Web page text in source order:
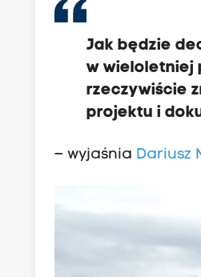
Jak będzie
w wieloletniej
rzeczywiście
projektu i
– wyjaśnia Dariusz